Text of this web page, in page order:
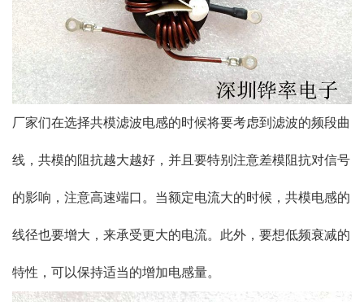
厂家们在选择共模滤波电感的时候将要考虑到滤波的频段曲
线，共模的阻抗越大越好，并且要特别注意差模阻抗对信号
的影响，注意高速端口。当额定电流大的时候，共模电感的
线径也要增大，来承受更大的电流。此外，要想低频衰减的
特性，可以保持适当的增加电感量。